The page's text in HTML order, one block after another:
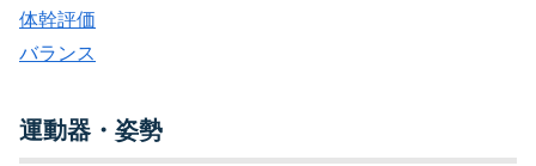
体幹評価
バランス
運動器・姿勢